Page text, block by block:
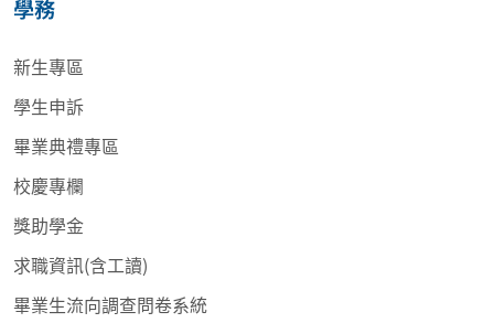
學務
新生專區
學生申訴
畢業典禮專區
校慶專欄
獎助學金
求職資訊(含工讀)
畢業生流向調查問卷系統